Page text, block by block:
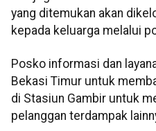
yang ditemukan akan
kepada keluarga melalui
Posko informasi dan
Bekasi Timur untuk
di Stasiun Gambir untuk
pelanggan terdampak